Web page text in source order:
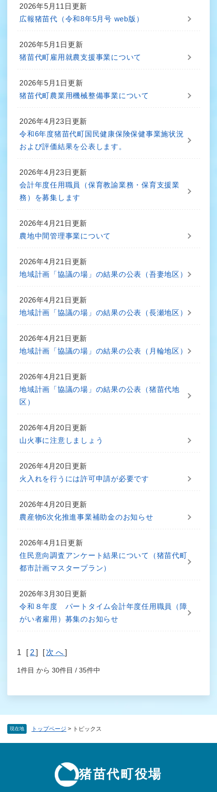
現在地 トップページ > トピックス
2026年5月11日更新
広報猪苗代（令和8年5月号 web版）
2026年5月1日更新
猪苗代町雇用就農支援事業について
2026年5月1日更新
猪苗代町農業用機械整備事業について
2026年4月23日更新
令和6年度猪苗代町国民健康保険保健事業施状況
および評価結果を公表します。
2026年4月23日更新
会計年度任用職員（保育教諭業務・保育支援業
務）を募集します
2026年4月21日更新
農地中間管理事業について
2026年4月21日更新
地域計画「協議の場」の結果の公表（吾妻地区）
2026年4月21日更新
地域計画「協議の場」の結果の公表（長瀬地区）
2026年4月21日更新
地域計画「協議の場」の結果の公表（月輪地区）
2026年4月21日更新
地域計画「協議の場」の結果の公表（猪苗代地
区）
2026年4月20日更新
山火事に注意しましょう
2026年4月20日更新
火入れを行うには許可申請が必要です
2026年4月20日更新
農産物6次化推進事業補助金のお知らせ
2026年4月1日更新
住民意向調査アンケート結果について（猪苗代町
都市計画マスタープラン）
2026年3月30日更新
令和８年度 パートタイム会計年度任用職員（障
がい者雇用）募集のお知らせ
1 [ 2 ] [次へ]
1件目 から 30件目 / 35件中
猪苗代町役場